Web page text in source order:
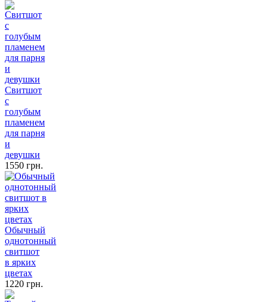
Свитшот
с
голубым
пламенем
для парня
и
девушки
1550 грн.
Обычный
однотонный
свитшот
в ярких
цветах
1220 грн.